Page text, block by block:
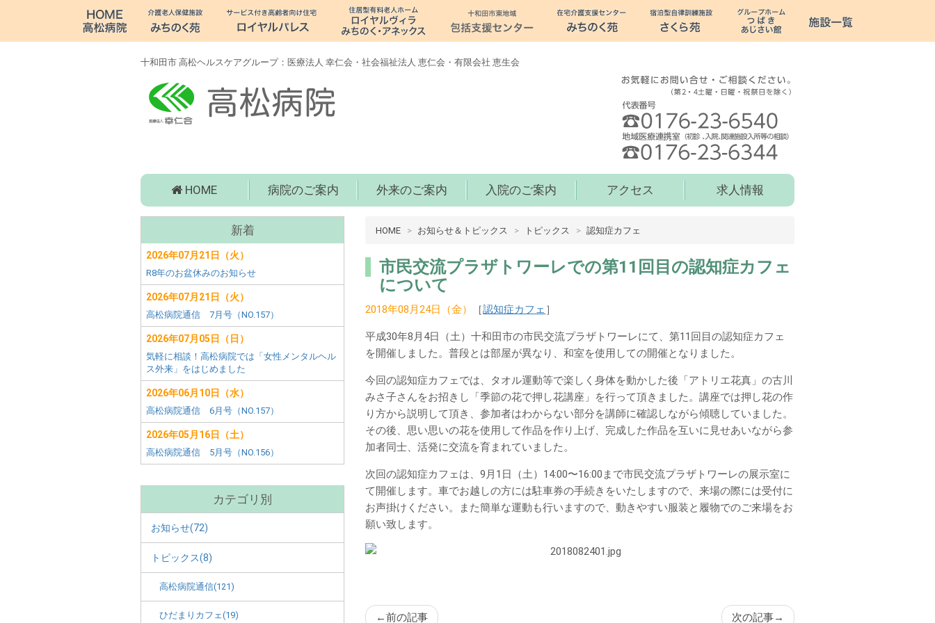
和
十和田市 高松ヘルスケアグループ：医療法人 幸仁会・社会福祉法人 恵仁会・有限会社 恵生会
高
松
病
(青
森
県
十
和
田
市)
メ
ニ
ュ
ー
HOME 病院のご案内 外来のご案内 入院のご案内 アクセス 求人情報
病
介
護
十
和
田
市
イ
ン
コ
ン
ン
ツ
HOME お知らせ＆トピックス トピックス 認知症カフェ
市民交流プラザトワーレでの第11回目の認知症カフェ
について
2018年08月24日（金） ［認知症カフェ ］
平成30年8月4日（土）十和田市の市民交流プラザトワーレにて、第11回目の認知症カフェ
を開催しました。普段とは部屋が異なり、和室を使用しての開催となりました。
今回の認知症カフェでは、タオル運動等で楽しく身体を動かした後「アトリエ花真」の古川
みさ子さんをお招きし「季節の花で押し花講座」を行って頂きました。講座では押し花の作
り方から説明して頂き、参加者はわからない部分を講師に確認しながら傾聴していました。
その後、思い思いの花を使用して作品を作り上げ、完成した作品を互いに見せあいながら参
加者同士、活発に交流を育まれていました。
次回の認知症カフェは、9月1日（土）14:00〜16:00まで市民交流プラザトワーレの展示室に
て開催します。車でお越しの方には駐車券の手続きをいたしますので、来場の際には受付に
お声掛けください。また簡単な運動も行いますので、動きやすい服装と履物でのご来場をお
願い致します。
←前の記事 次の記事→
ブ
メ
ニ
ュ
ー
新着
2026年07月21日（火）
R8年のお盆休みのお知らせ
2026年07月21日（火）
高松病院通信 7月号（NO.157）
2026年07月05日（日）
気軽に相談！高松病院では「女性メンタルヘル
ス外来」をはじめました
2026年06月10日（水）
高松病院通信 6月号（NO.157）
2026年05月16日（土）
高松病院通信 5月号（NO.156）
カテゴリ別
お知らせ(72)
トピックス(8)
高松病院通信(121)
ひだまりカフェ(19)